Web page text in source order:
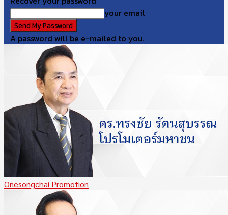
your email
A password will be e-mailed to you.
Onesongchai Promotion